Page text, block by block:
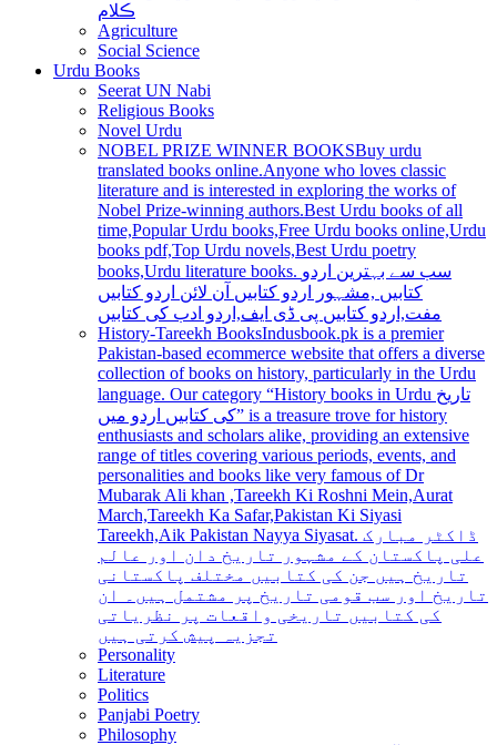
ڪلام
Agriculture
Social Science
Urdu Books
Seerat UN Nabi
Religious Books
Novel Urdu
NOBEL PRIZE WINNER BOOKSBuy urdu
translated books online.Anyone who loves classic
literature and is interested in exploring the works of
Nobel Prize-winning authors.Best Urdu books of all
time,Popular Urdu books,Free Urdu books online,Urdu
books pdf,Top Urdu novels,Best Urdu poetry
books,Urdu literature books. سب سے بہترین اردو
کتابیں ,مشہور اردو کتابیں آن لائن اردو کتابیں
مفت,اردو کتابیں پی ڈی ایف,اردو ادب کی کتابیں
History-Tareekh BooksIndusbook.pk is a premier
Pakistan-based ecommerce website that offers a diverse
collection of books on history, particularly in the Urdu
language. Our category “History books in Urdu تاریخ
کی کتابیں اردو میں” is a treasure trove for history
enthusiasts and scholars alike, providing an extensive
range of titles covering various periods, events, and
personalities and books like very famous of Dr
Mubarak Ali khan ,Tareekh Ki Roshni Mein,Aurat
March,Tareekh Ka Safar,Pakistan Ki Siyasi
Tareekh,Aik Pakistan Nayya Siyasat. ڈاکٹر مبارک
علی پاکستان کے مشہور تاریخ دان اور عالم
تاریخ ہیں جن کی کتابیں مختلف پاکستانی
تاریخ اور سب قومی تاریخ پر مشتمل ہیں۔ ان
کی کتابیں تاریخی واقعات پر نظریاتی
تجزیہ پیش کرتی ہیں
Personality
Literature
Politics
Panjabi Poetry
Philosophy